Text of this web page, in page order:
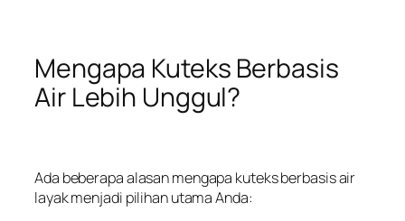
Mengapa Kuteks Berbasis
Air Lebih Unggul?
Ada beberapa alasan mengapa kuteks berbasis air
layak menjadi pilihan utama Anda: